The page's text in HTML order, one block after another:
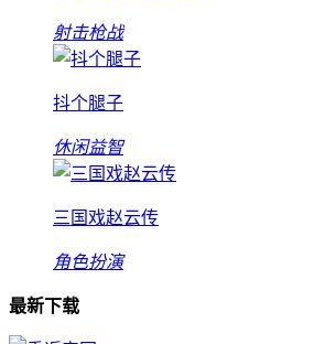
射击枪战
抖个腿子
休闲益智
三国戏赵云传
角色扮演
最新下载